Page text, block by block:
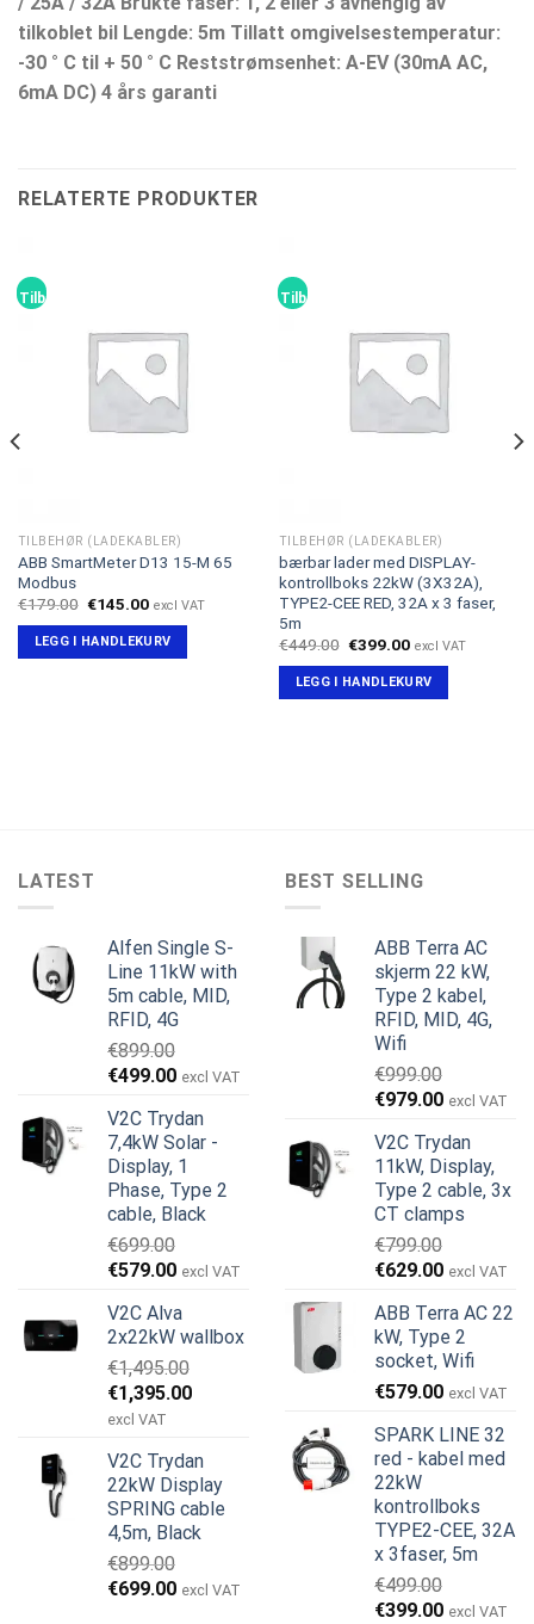
tilkoblet bil Lengde: 5m Tillatt omgivelsestemperatur:
-30 ° C til + 50 ° C Reststrømsenhet: A-EV (30mA AC,
6mA DC) 4 års garanti
RELATERTE PRODUKTER
Tilbud!
TILBEHØR (LADEKABLER)
ABB SmartMeter D13 15-M 65
Modbus
€179.00 Opprinnelig
var:
€179.00.
€145.00Nåværende
er:
€145.00.
excl VAT
LEGG I HANDLEKURV
Tilbud!
TILBEHØR (LADEKABLER)
bærbar lader med DISPLAY-
kontrollboks 22kW (3X32A),
TYPE2-CEE RED, 32A x 3 faser,
5m
€449.00 Opprinnelig
var:
€449.00.
€399.00Nåværende
er:
€399.00.
excl VAT
LEGG I HANDLEKURV
LATEST
Alfen Single S-
Line 11kW with
5m cable, MID,
RFID, 4G
€899.00
Opprinnelig
var:
€899.00.
€499.00Nåværende
er:
€499.00.
excl VAT
V2C Trydan
7,4kW Solar -
Display, 1
Phase, Type 2
cable, Black
€699.00
Opprinnelig
var:
€699.00.
€579.00Nåværende
er:
€579.00.
excl VAT
V2C Alva
2x22kW wallbox
€1,495.00
Opprinnelig
pris
€1,495.00.
€1,395.00Nåværende
€1,395.00.
excl VAT
V2C Trydan
22kW Display
SPRING cable
4,5m, Black
€899.00
Opprinnelig
€699.00Nåværende
excl VAT
BEST SELLING
ABB Terra AC
skjerm 22 kW,
Type 2 kabel,
RFID, MID, 4G,
Wifi
€999.00
Opprinnelig
var:
€999.00.
€979.00
er:
€979.00.
excl VAT
V2C Trydan
11kW, Display,
Type 2 cable, 3x
CT clamps
€799.00
Opprinnelig
var:
€799.00.
€629.00
er:
€629.00.
excl VAT
ABB Terra AC 22
kW, Type 2
socket, Wifi
€579.00 excl VAT
SPARK LINE 32
red - kabel med
22kW
kontrollboks
TYPE2-CEE, 32A
x 3faser, 5m
€499.00
Opprinnelig
€399.00 excl VAT